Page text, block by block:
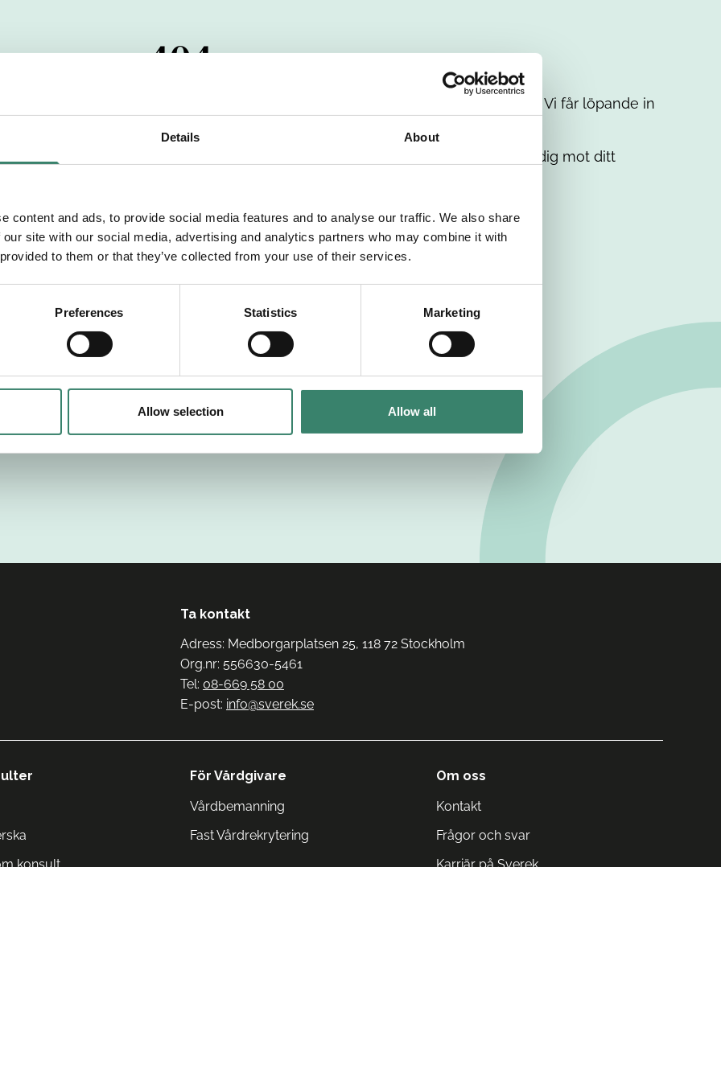
Details About
content and ads, to provide social media features and to analyse our traffic. We also share
site with our social media, advertising and analytics partners who may combine it with
to them or that they’ve collected from your use of their services.
Preferences Statistics Marketing
Allow selection Allow all
404
har passerats. Vi uppskattar verkligen ditt intresse. Misströsta inte. Vi får löpande in
dig med mer information om våra aktuella uppdrag. Tillsammans matchar vi dig mot ditt
Tillbaka till Sverek
Ta kontakt
Adress: Medborgarplatsen 25, 118 72 Stockholm
Org.nr: 556630-5461
Tel: 08-669 58 00
E-post: info@sverek.se
konsult
För Vårdgivare
Vårdbemanning
Fast Vårdrekrytering
Om oss
Kontakt
Frågor och svar
Karriär på Sverek